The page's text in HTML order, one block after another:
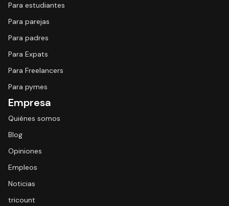
Para estudiantes
Para parejas
Para padres
Para Expats
Para Freelancers
Para pymes
Empresa
Quiénes somos
Blog
Opiniones
Empleos
Noticias
tricount